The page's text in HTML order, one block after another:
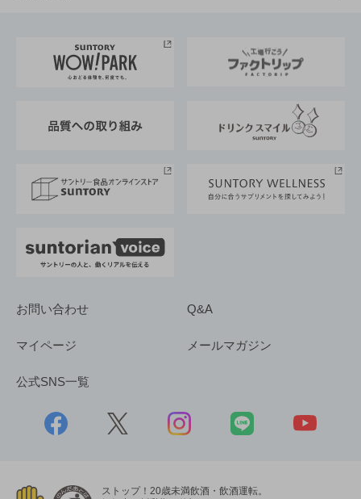
地域情報
サントリーサンバーズ大阪
サントリーが考えるサステナビリティ経営
企業概要
採用情報
お問い合わせ Q&A
マイページ メールマガジン
公式SNS一覧
ストップ！20歳未満飲酒・飲酒運転。